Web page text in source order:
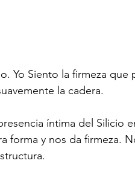
Yo Siento la firmeza que
la cadera.
íntima del Silicio
forma y nos da firmeza.